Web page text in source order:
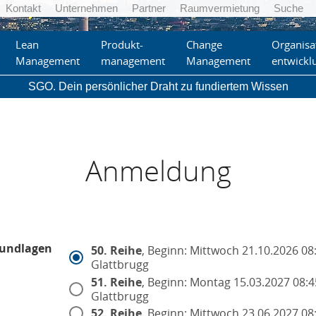
Kontakt Unternehmen Partner Raumvermietung Suche
Lean
Management
Produkt-
management
Change
Management
SGO. Dein persönlicher Draht zu fundiertem Wissen
Anmeldung
50. Reihe, Beginn: Mittwoch 21.10.2026
Glattbrugg
51. Reihe, Beginn: Montag 15.03.2027
Glattbrugg